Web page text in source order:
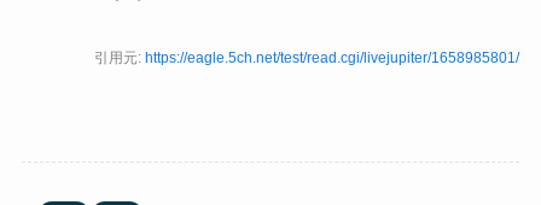
引用元: https://eagle.5ch.net/test/read.cgi/livejupiter/1658985801/